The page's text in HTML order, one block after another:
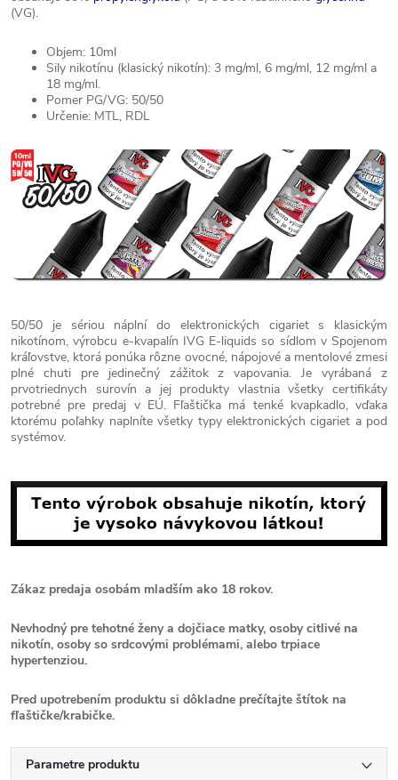
(VG).
Objem: 10ml
Sily nikotínu (klasický nikotín): 3 mg/ml, 6 mg/ml, 12 mg/ml a
18 mg/ml.
Pomer PG/VG: 50/50
Určenie: MTL, RDL
50/50 je sériou náplní do elektronických cigariet s klasickým
nikotínom, výrobcu e-kvapalín IVG E-liquids so sídlom v Spojenom
kráľovstve, ktorá ponúka rôzne ovocné, nápojové a mentolové zmesi
plné chuti pre jedinečný zážitok z vapovania. Je vyrábaná z
prvotriednych surovín a jej produkty vlastnia všetky certifikáty
potrebné pre predaj v EÚ. Fľaštička má tenké kvapkadlo, vďaka
ktorému poľahky naplníte všetky typy elektronických cigariet a pod
systémov.
Zákaz predaja osobám mladším ako 18 rokov.
Nevhodný pre tehotné ženy a dojčiace matky, osoby citlivé na
nikotín, osoby so srdcovými problémami, alebo trpiace
hypertenziou.
Pred upotrebením produktu si dôkladne prečítajte štítok na
fľaštičke/krabičke.
Parametre produktu